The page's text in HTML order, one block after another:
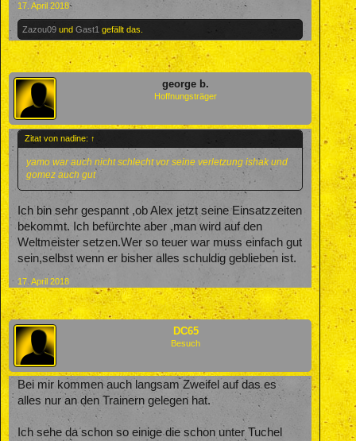
17. April 2018
Zazou09 und Gast1 gefällt das.
george b.
Hoffnungsträger
Zitat von nadine: ↑
yamo war auch nicht schlecht vor seine verletzung ishak und
gomez auch gut
Ich bin sehr gespannt ,ob Alex jetzt seine Einsatzzeiten
bekommt. Ich befürchte aber ,man wird auf den
Weltmeister setzen.Wer so teuer war muss einfach gut
sein,selbst wenn er bisher alles schuldig geblieben ist.
17. April 2018
DC65
Besuch
Bei mir kommen auch langsam Zweifel auf das es
alles nur an den Trainern gelegen hat.
Ich sehe da schon so einige die schon unter Tuchel